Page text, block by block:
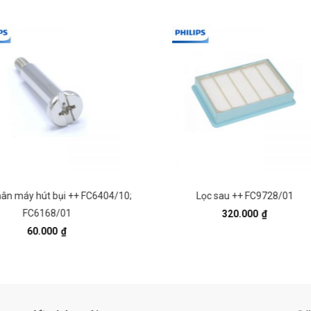
Lọc sau ++ FC9728/01
320.000
Hộc chứa bụi ++ FC6723/
540.000